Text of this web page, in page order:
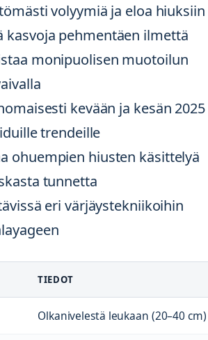
volyymiä ja eloa hiuksiin
kasvoja pehmentäen ilmettä
monipuolisen muotoilun
kevään ja kesän 2025
trendeille
ohuempien hiusten käsittelyä
tunnetta
eri värjäystekniikoihin
TIEDOT
Olkanivelestä leukaan (20–40 cm)